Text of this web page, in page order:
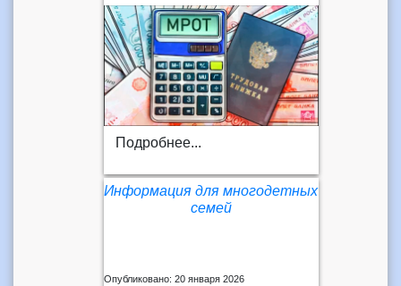
Подробнее...
Информация для многодетных
семей
Опубликовано: 20 января 2026